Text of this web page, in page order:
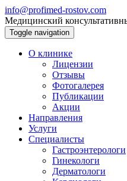
info@profimed-rostov.com
Медицинский
Toggle navigation
О клинике
Лицензии
Отзывы
Фотогалерея
Публикации
Акции
Направления
Услуги
Специалисты
Гастроэнтерологи
Гинекологи
Дерматологи